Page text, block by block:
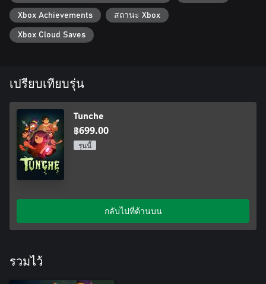
Xbox Achievements สถานะ Xbox
Xbox Cloud Saves
เปรียบเทียบรุ่น
Tunche
฿699.00
รุ่นนี้
กลับไปที่ด้านบน
รวมไว้